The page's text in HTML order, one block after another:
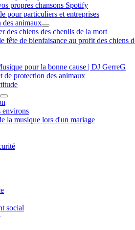
propres chansons Spotify
pour particuliers et entreprises
des animaux
des chiens des chenils de la mort
fête de bienfaisance au profit des chiens
pour la bonne cause | DJ GerreG
de protection des animaux
environs
la musique lors d'un mariage
social